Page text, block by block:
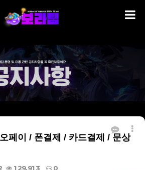
페이 / 폰결제 / 카드결제 / 문상
129,913 0